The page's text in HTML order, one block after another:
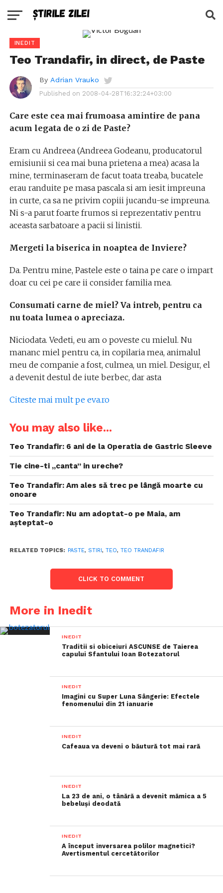
INEDIT
Teo Trandafir, in direct, de Paste
By Adrian Vrauko
Published on 2008-04-28T16:32:24+03:00
Care este cea mai frumoasa amintire de pana
acum legata de o zi de Paste?
Eram cu Andreea (Andreea Godeanu, producatorul
emisiunii si cea mai buna prietena a mea) acasa la
mine, terminaseram de facut toata treaba, bucatele
erau randuite pe masa pascala si am iesit impreuna
in curte, ca sa ne privim copiii jucandu-se impreuna.
Ni s-a parut foarte frumos si reprezentativ pentru
aceasta sarbatoare a pacii si linistii.
Mergeti la biserica in noaptea de Inviere?
Da. Pentru mine, Pastele este o taina pe care o impart
doar cu cei pe care ii consider familia mea.
Consumati carne de miel? Va intreb, pentru ca
nu toata lumea o apreciaza.
Niciodata. Vedeti, eu am o poveste cu mielul. Nu
mananc miel pentru ca, in copilaria mea, animalul
meu de companie a fost, culmea, un miel. Desigur, el
a devenit destul de iute berbec, dar asta
Citeste mai mult pe eva.ro
You may also like...
Teo Trandafir: 6 ani de la Operatia de Gastric Sleeve
Tie cine-ti „canta” in ureche?
Teo Trandafir: Am ales să trec pe lângă moarte cu
onoare
Teo Trandafir: Nu am adoptat-o pe Maia, am
așteptat-o
RELATED TOPICS: PASTE, STIRI, TEO, TEO TRANDAFIR
CLICK TO COMMENT
More in Inedit
INEDIT
Traditii si obiceiuri ASCUNSE de Taierea
capului Sfantului Ioan Botezatorul
INEDIT
Imagini cu Super Luna Sângerie: Efectele
fenomenului din 21 ianuarie
INEDIT
Cafeaua va deveni o băutură tot mai rară
INEDIT
La 23 de ani, o tânără a devenit mămica a 5
bebeluși deodată
INEDIT
A început inversarea polilor magnetici?
Avertismentul cercetătorilor